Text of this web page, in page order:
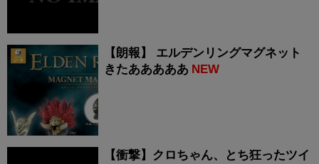
【朗報】 エルデンリングマグネット
きたあああああ NEW
【衝撃】クロちゃん、とち狂ったツイ